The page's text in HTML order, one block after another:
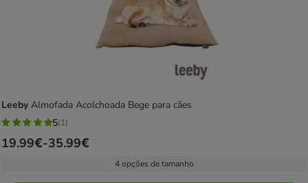
Leeby Almofada Acolchoada Bege para cães
5
estrelas
5(1)
Preço
19.99€-35.99€
4 opções de tamanho